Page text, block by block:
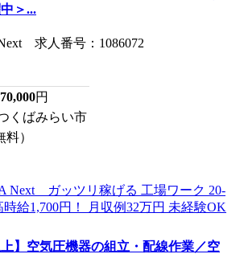
＞...
求人番号：1086072
円
くばみらい市
）
上】空気圧機器の組立・配線作業／空